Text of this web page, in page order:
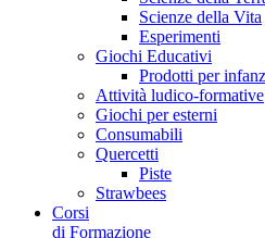
Scienze della Vita
Esperimenti
Giochi Educativi
Prodotti per
Attività ludico-formative
Giochi per esterni
Consumabili
Quercetti
Piste
Strawbees
Corsi
di Formazione